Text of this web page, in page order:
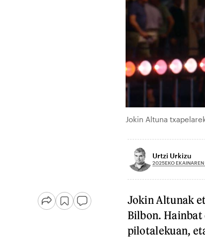
Jokin Altuna
Urtzi Urkizu
2025EKO EKAINAREN
Jokin Altunak
Bilbon.
pilotalekuan,